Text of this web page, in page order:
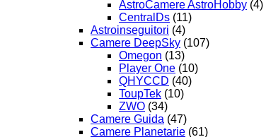
AstroCamere AstroHobby (4)
CentralDs (11)
Astroinseguitori (4)
Camere DeepSky (107)
Omegon (13)
Player One (10)
QHYCCD (40)
ToupTek (10)
ZWO (34)
Camere Guida (47)
Camere Planetarie (61)